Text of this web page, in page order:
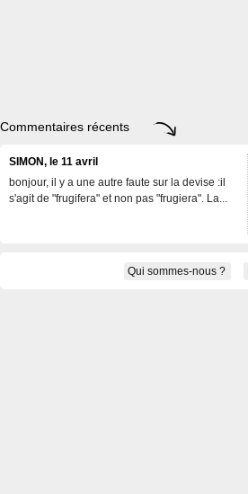
Commentaires récents
SIMON, le 11 avril
bonjour, il y a une autre faute sur la devise :il
s'agit de "frugifera" et non pas "frugiera". La...
Qui sommes-nous ?